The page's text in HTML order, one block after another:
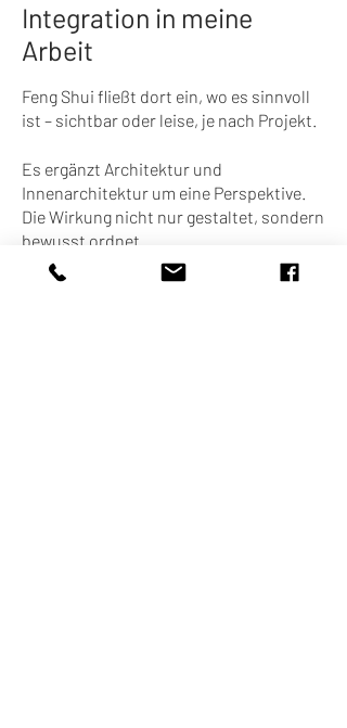
Integration in meine
Arbeit
Feng Shui fließt dort ein, wo es sinnvoll
ist – sichtbar oder leise, je nach Projekt.
Es ergänzt Architektur und
Innenarchitektur um eine Perspektive.
Die Wirkung nicht nur gestaltet, sondern
bewusst ordnet.
Manche Auftraggeber suchen diesen